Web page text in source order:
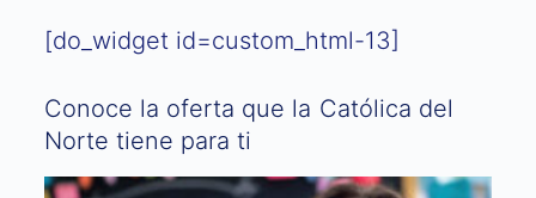
[do_widget id=custom_html-13]
Conoce la oferta que la Católica del
Norte tiene para ti